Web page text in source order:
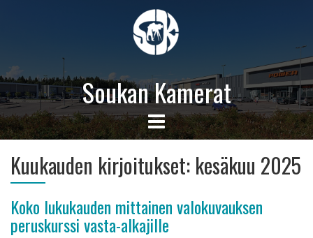
Soukan Kamerat
Kuukauden kirjoitukset: kesäkuu 2025
Koko lukukauden mittainen valokuvauksen
peruskurssi vasta-alkajille